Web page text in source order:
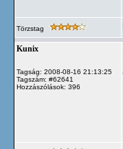
Törzstag
Kunix
Tagság: 2008-08-16 21:13:25
Tagszám: #62641
Hozzászólások: 396